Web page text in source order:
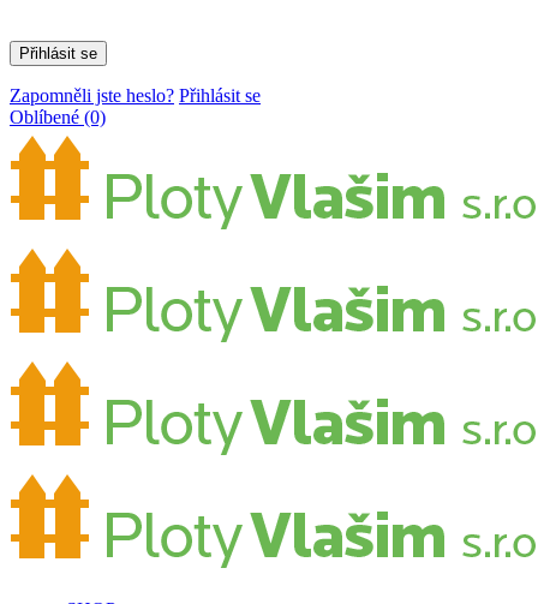
Zapomněli jste heslo? Přihlásit se
Oblíbené (0)